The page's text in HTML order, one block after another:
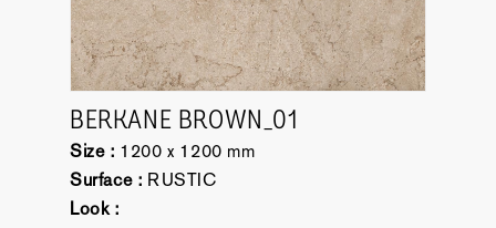
BERKANE BROWN_01
Size : 1200 x 1200 mm
Surface : RUSTIC
Look :